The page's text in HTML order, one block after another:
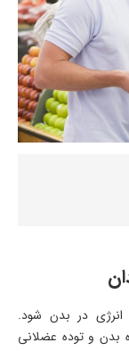
در بدن شود.
بدن و توده عضلانی